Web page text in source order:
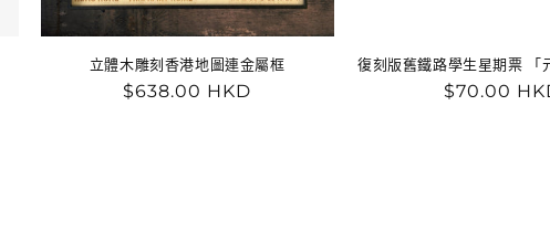
立體木雕刻香港地圖連金屬框
定
$638.00 HKD
復刻版舊鐵路學生星期票 「
定
$70.00